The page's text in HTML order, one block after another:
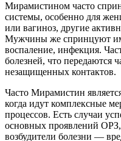
Мирамистином часто
системы, особенно для
или вагиноз, другие
Мужчины же спринцуют им
воспаление, инфекция.
болезней, что передаются
незащищенных контактов.
Часто Мирамистин
когда идут комплексные
процессов. Есть случаи
основных проявлений ОРЗ,
возбудители болезни —